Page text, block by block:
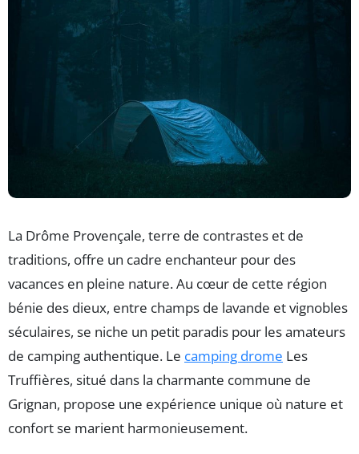
La Drôme Provençale, terre de contrastes et de
traditions, offre un cadre enchanteur pour des
vacances en pleine nature. Au cœur de cette région
bénie des dieux, entre champs de lavande et vignobles
séculaires, se niche un petit paradis pour les amateurs
de camping authentique. Le camping drome Les
Truffières, situé dans la charmante commune de
Grignan, propose une expérience unique où nature et
confort se marient harmonieusement.